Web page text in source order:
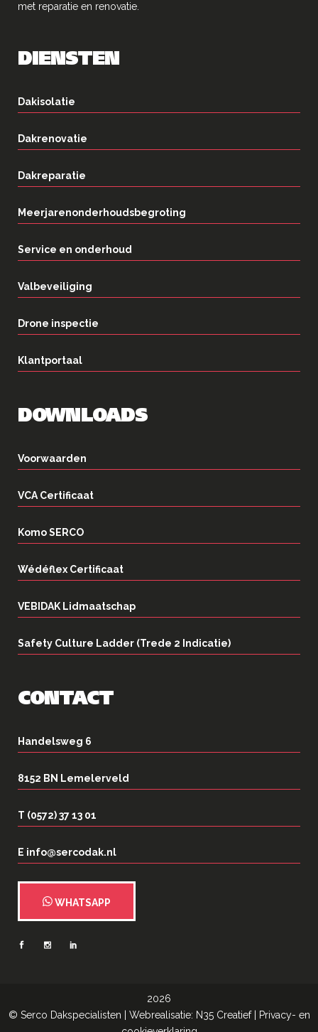
met reparatie en renovatie.
DIENSTEN
Dakisolatie
Dakrenovatie
Dakreparatie
Meerjarenonderhoudsbegroting
Service en onderhoud
Valbeveiliging
Drone inspectie
Klantportaal
DOWNLOADS
Voorwaarden
VCA Certificaat
Komo SERCO
Wédéflex Certificaat
VEBIDAK Lidmaatschap
Safety Culture Ladder (Trede 2 Indicatie)
CONTACT
Handelsweg 6
8152 BN Lemelerveld
T (0572) 37 13 01
E info@sercodak.nl
WHATSAPP
2026
© Serco Dakspecialisten | Webrealisatie: N35 Creatief|
Privacy- en